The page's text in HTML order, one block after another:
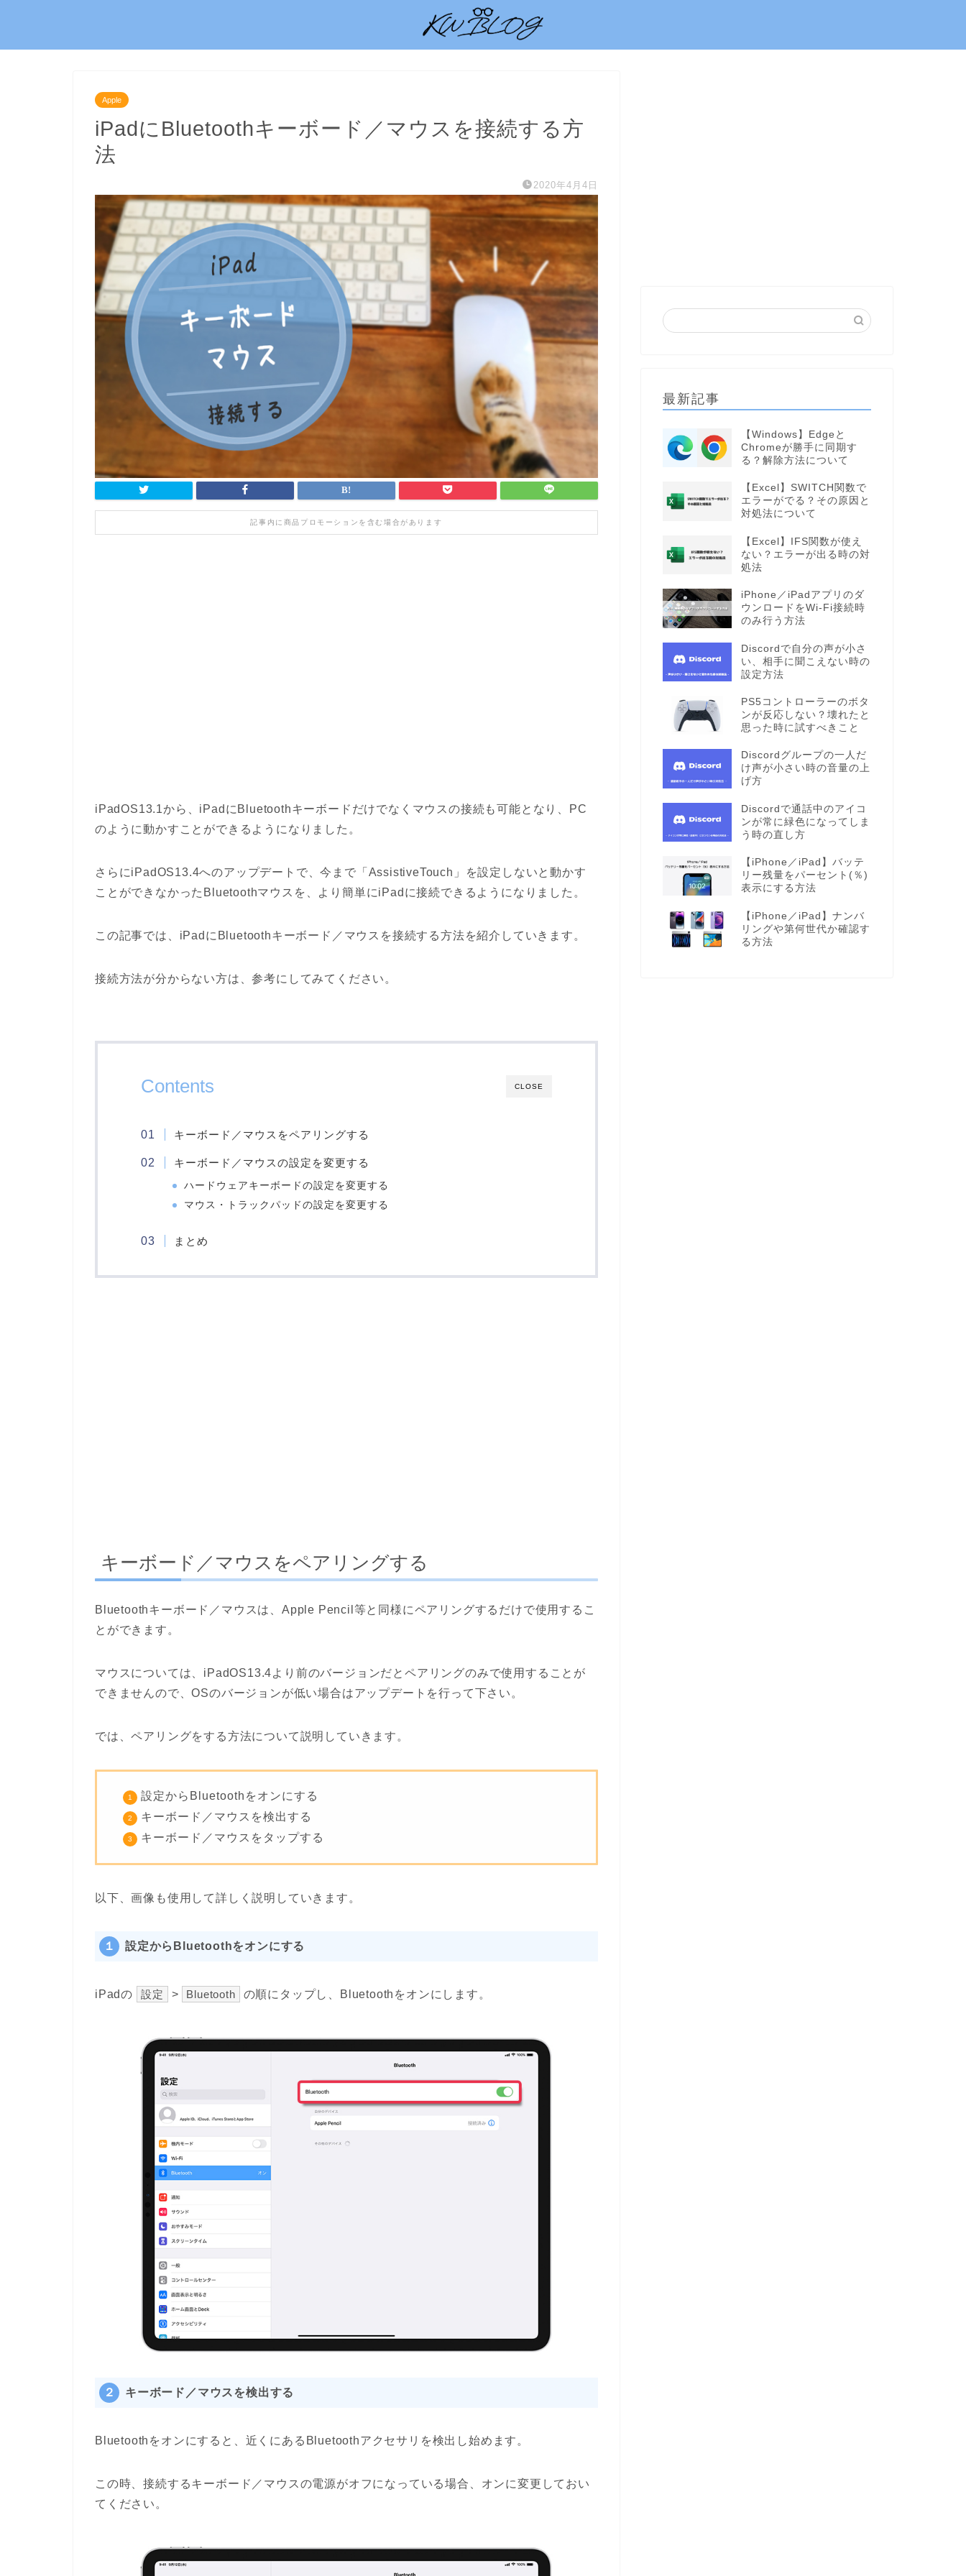
Apple
iPadにBluetoothキーボード／マウスを接続する方
法
2020年4月4日
記事内に商品プロモーションを含む場合があります
iPadOS13.1から、iPadにBluetoothキーボードだけでなくマウスの接続も可能となり、PC
のように動かすことができるようになりました。
さらにiPadOS13.4へのアップデートで、今まで「AssistiveTouch」を設定しないと動かす
ことができなかったBluetoothマウスを、より簡単にiPadに接続できるようになりました。
この記事では、iPadにBluetoothキーボード／マウスを接続する方法を紹介していきます。
接続方法が分からない方は、参考にしてみてください。
CLOSE
Contents
キーボード／マウスをペアリングする
キーボード／マウスの設定を変更する
ハードウェアキーボードの設定を変更する
マウス・トラックパッドの設定を変更する
まとめ
キーボード／マウスをペアリングする
Bluetoothキーボード／マウスは、Apple Pencil等と同様にペアリングするだけで使用するこ
とができます。
マウスについては、iPadOS13.4より前のバージョンだとペアリングのみで使用することが
できませんので、OSのバージョンが低い場合はアップデートを行って下さい。
では、ペアリングをする方法について説明していきます。
設定からBluetoothをオンにする
キーボード／マウスを検出する
キーボード／マウスをタップする
以下、画像も使用して詳しく説明していきます。
１ 設定からBluetoothをオンにする
iPadの 設定 > Bluetooth の順にタップし、Bluetoothをオンにします。
２ キーボード／マウスを検出する
Bluetoothをオンにすると、近くにあるBluetoothアクセサリを検出し始めます。
この時、接続するキーボード／マウスの電源がオフになっている場合、オンに変更しておい
てください。
最新記事
【Windows】Edgeと
Chromeが勝手に同期す
る？解除方法について
【Excel】SWITCH関数で
エラーがでる？その原因と
対処法について
【Excel】IFS関数が使え
ない？エラーが出る時の対
処法
iPhone／iPadアプリのダ
ウンロードをWi-Fi接続時
のみ行う方法
Discordで自分の声が小さ
い、相手に聞こえない時の
設定方法
PS5コントローラーのボタ
ンが反応しない？壊れたと
思った時に試すべきこと
Discordグループの一人だ
け声が小さい時の音量の上
げ方
Discordで通話中のアイコ
ンが常に緑色になってしま
う時の直し方
【iPhone／iPad】バッテ
リー残量をパーセント(％)
表示にする方法
【iPhone／iPad】ナンバ
リングや第何世代か確認す
る方法